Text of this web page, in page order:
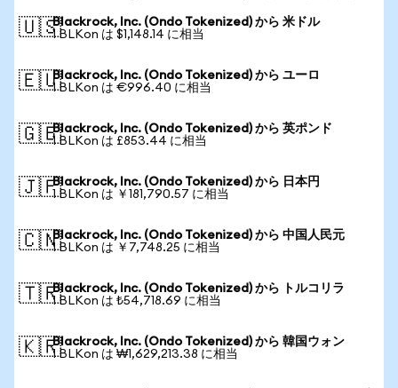
🇺🇸Blackrock, Inc. (Ondo Tokenized) から 米ドル
1 BLKon は $1,148.14 に相当
🇪🇺Blackrock, Inc. (Ondo Tokenized) から ユーロ
1 BLKon は €996.40 に相当
🇬🇧Blackrock, Inc. (Ondo Tokenized) から 英ポンド
1 BLKon は £853.44 に相当
🇯🇵Blackrock, Inc. (Ondo Tokenized) から 日本円
1 BLKon は ￥181,790.57 に相当
🇨🇳Blackrock, Inc. (Ondo Tokenized) から 中国人民元
1 BLKon は ￥7,748.25 に相当
🇹🇷Blackrock, Inc. (Ondo Tokenized) から トルコリラ
1 BLKon は ₺54,718.69 に相当
🇰🇷Blackrock, Inc. (Ondo Tokenized) から 韓国ウォン
1 BLKon は ₩1,629,213.38 に相当